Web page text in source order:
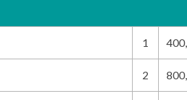
1
2